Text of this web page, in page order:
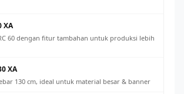
XA
60 dengan fitur tambahan untuk produksi lebih
XA
130 cm, ideal untuk material besar & banner